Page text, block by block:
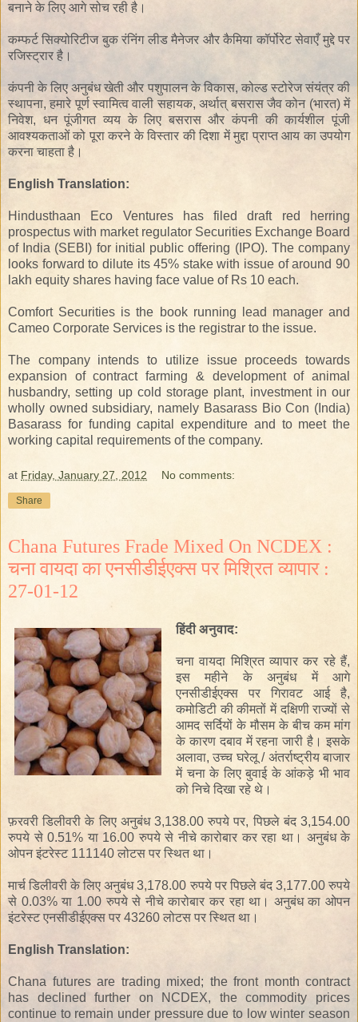
बनाने के लिए आगे सोच रहीहै।
कम्फर्ट सिक्योरिटीज बुक रंनिंग लीड मैनेजर और कैमिया कॉर्पोरेट सेवाएँ मुद्दे पर
रजिस्ट्रार है।
कंपनी के लिए अनुबंध खेती और पशुपालन के विकास, कोल्ड स्टोरेज संयंत्र की
स्थापना, हमारे पूर्ण स्वामित्व वाली सहायक, अर्थात् बसरासजैव कोन (भारत) में
निवेश, धन पूंजीगत व्यय के लिए बसरासऔर कंपनी की कार्यशील पूंजी
आवश्यकताओं को पूरा करनेके विस्तार की दिशा में मुद्दाप्राप्त आय का उपयोग
करना चाहता है ।
English Translation:
Hindusthaan Eco Ventures has filed draft red herring
prospectus with market regulator Securities Exchange Board
of India (SEBI) for initial public offering (IPO). The company
looks forward to dilute its 45% stake with issue of around 90
lakh equity shares having face value of Rs 10 each.
Comfort Securities is the book running lead manager and
Cameo Corporate Services is the registrar to the issue.
The company intends to utilize issue proceeds towards
expansion of contract farming & development of animal
husbandry, setting up cold storage plant, investment in our
wholly owned subsidiary, namely Basarass Bio Con (India)
Basarass for funding capital expenditure and to meet the
working capital requirements of the company.
at Friday, January 27, 2012 No comments:
Share
Chana Futures Frade Mixed On NCDEX :
चना वायदा का एनसीडीईएक्स पर मिश्रित व्यापार :
27-01-12
हिंदी अनुवाद:
चना वायदा मिश्रित व्यापार कर रहे हैं,
इसमहीने के अनुबंधमेंआगे
एनसीडीईएक्स
पर गिरावट आई है,
कमोडिटी की कीमतों में दक्षिणी राज्यों से
आमद सर्दियों के मौसम के बीच कम मांग
के कारण दबाव में रहना जारी है।इसके
अलावा, उच्च घरेलू / अंतर्राष्ट्रीय बाजार
में चना के लिए बुवाई के आंकड़े भी भाव
को निचे दिखारहे थे ।
फ़रवरी डिलीवरी के लिए अनुबंध 3,138.00 रुपये पर, पिछले बंद 3,154.00
रुपये से 0.51% या 16.00 रुपये से नीचेकारोबार कर रहा था। अनुबंध के
ओपन इंटरेस्ट 111140 लोटस पर स्थित था ।
मार्च डिलीवरी के लिए अनुबंध 3,178.00 रुपये पर पिछले बंद 3,177.00 रुपये
से 0.03% या 1.00 रुपये से नीचेकारोबार कर रहा था । अनुबंध काओपन
इंटरेस्ट एनसीडीईएक्स पर 43260 लोटस पर स्थितथा।
English Translation:
Chana futures are trading mixed; the front month contract
has declined further on NCDEX, the commodity prices
continue to remain under pressure due to low winter season